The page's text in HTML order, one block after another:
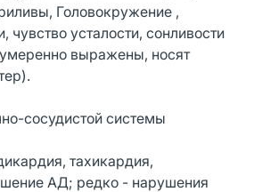
Головокружение ,
чувство усталости, сонливости
выражены, носят
сосудистой системы
тахикардия,
АД; редко - нарушения